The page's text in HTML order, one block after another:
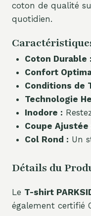
coton de qualité
quotidien.
Coton Durable :
Confort
Conditions de
Technologie
Inodore :
Coupe Ajustée
Col Rond : Un
Détails du
Le T-shirt
également certifié